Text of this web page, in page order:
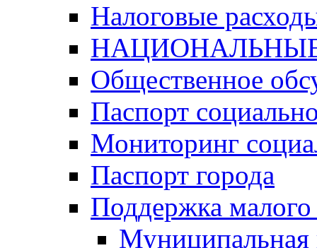
Налоговые
Общественное
Паспорт
Мониторинг
Паспорт города
Поддержка малого
Муниципальная